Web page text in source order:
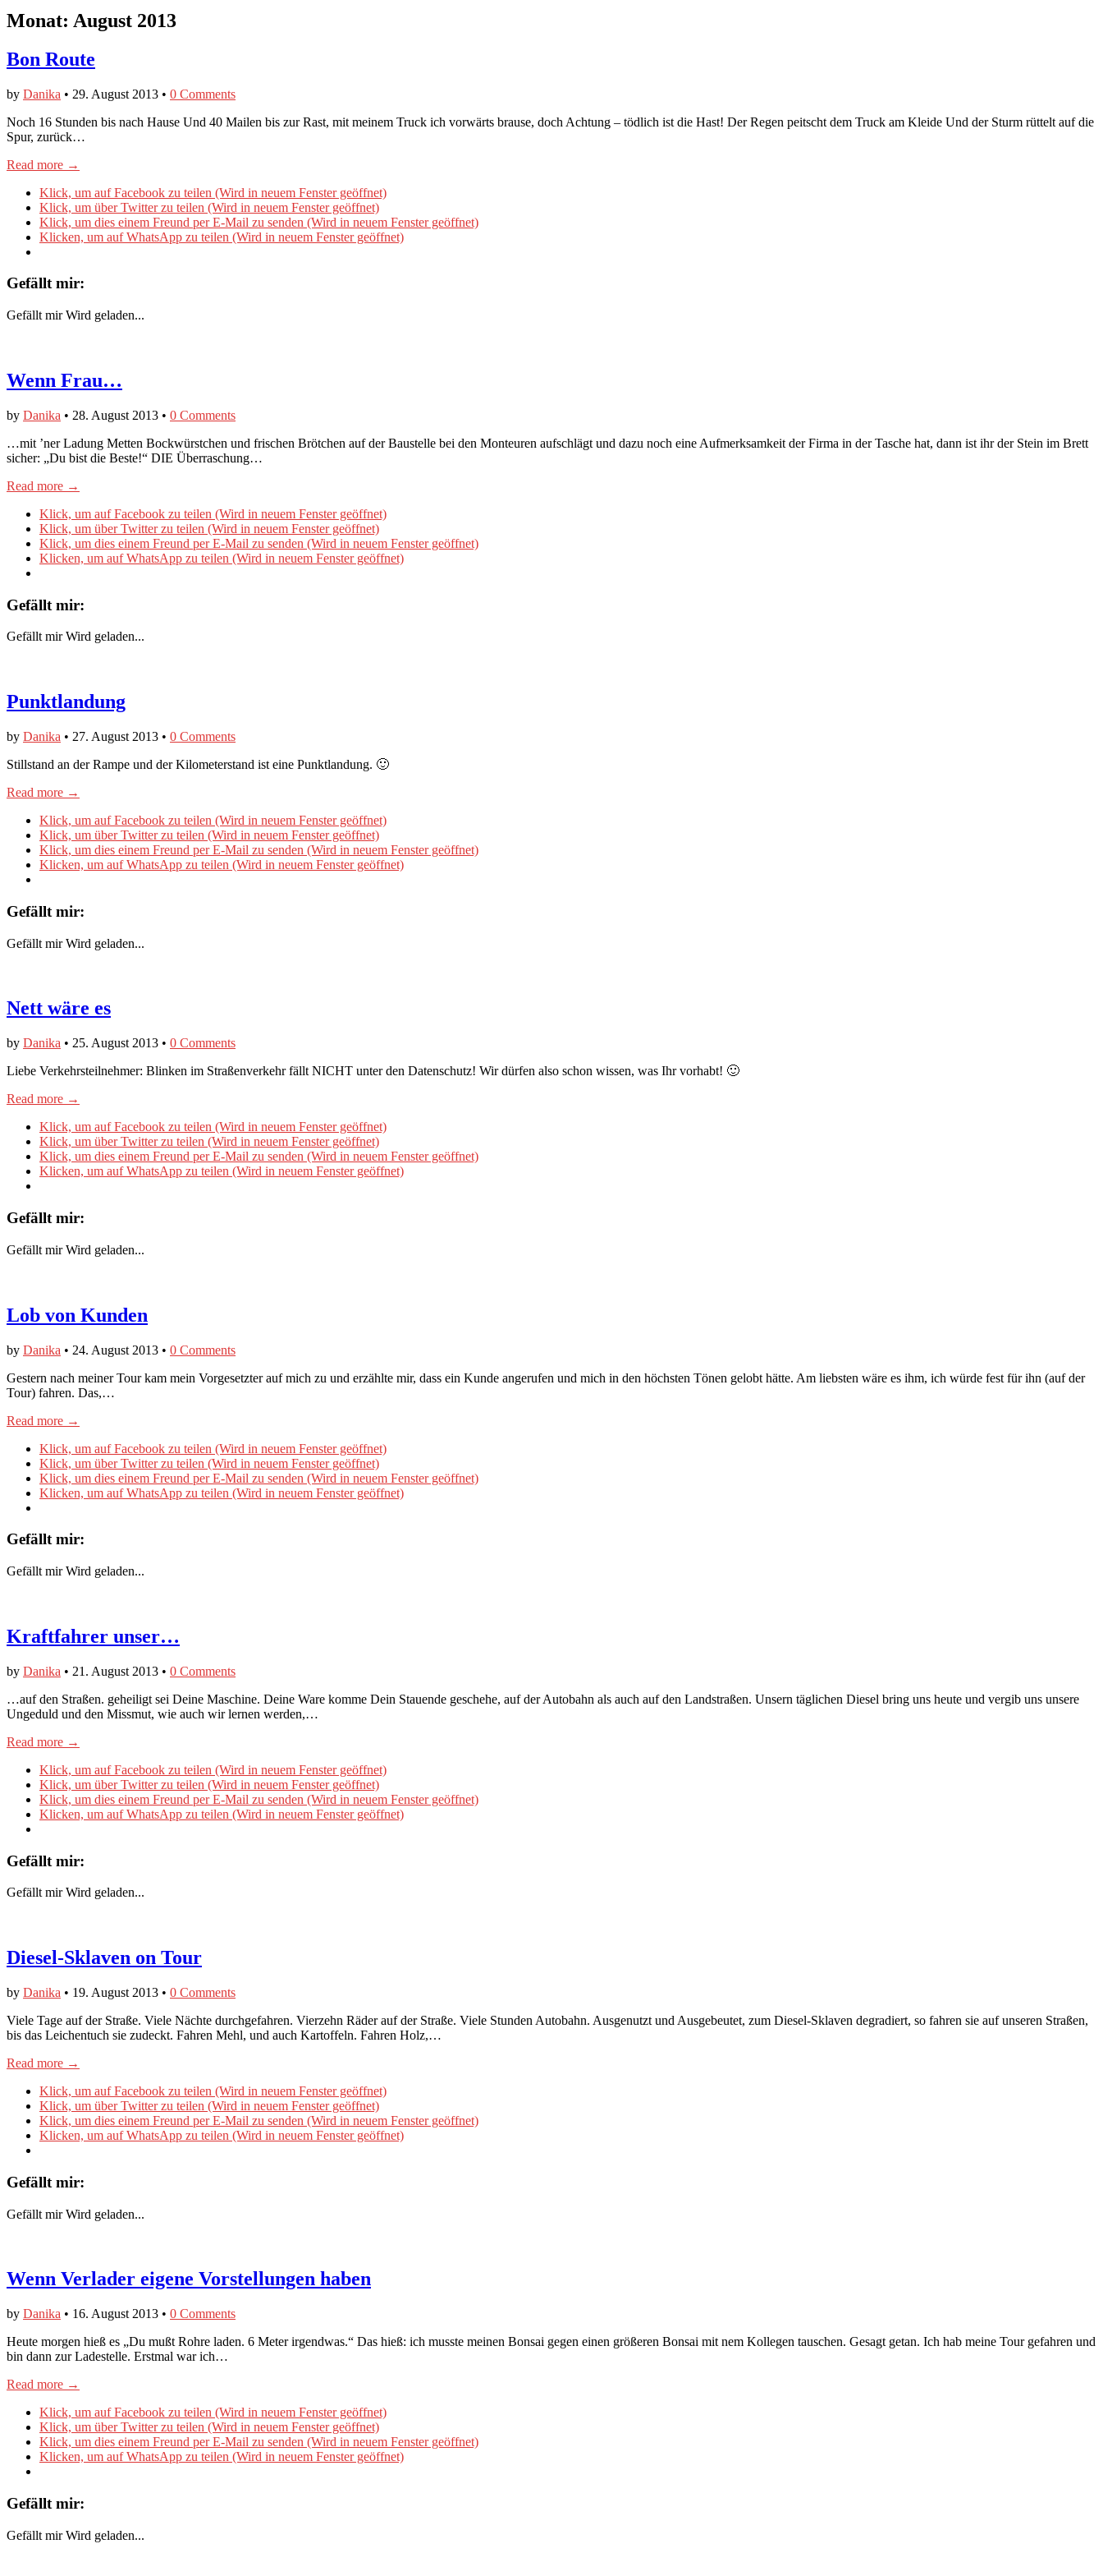
Monat: August 2013
Bon Route
by Danika • 29. August 2013 • 0 Comments
Noch 16 Stunden bis nach Hause Und 40 Mailen bis zur Rast, mit meinem Truck ich vorwärts brause, doch Achtung – tödlich ist die Hast! Der Regen peitscht dem Truck am Kleide Und der Sturm rüttelt auf die
Spur, zurück…
Read more →
Klick, um auf Facebook zu teilen (Wird in neuem Fenster geöffnet)
Klick, um über Twitter zu teilen (Wird in neuem Fenster geöffnet)
Klick, um dies einem Freund per E-Mail zu senden (Wird in neuem Fenster geöffnet)
Klicken, um auf WhatsApp zu teilen (Wird in neuem Fenster geöffnet)
Gefällt mir:
Gefällt mir Wird geladen...
Wenn Frau…
by Danika • 28. August 2013 • 0 Comments
…mit ’ner Ladung Metten Bockwürstchen und frischen Brötchen auf der Baustelle bei den Monteuren aufschlägt und dazu noch eine Aufmerksamkeit der Firma in der Tasche hat, dann ist ihr der Stein im Brett
sicher: „Du bist die Beste!“ DIE Überraschung…
Read more →
Klick, um auf Facebook zu teilen (Wird in neuem Fenster geöffnet)
Klick, um über Twitter zu teilen (Wird in neuem Fenster geöffnet)
Klick, um dies einem Freund per E-Mail zu senden (Wird in neuem Fenster geöffnet)
Klicken, um auf WhatsApp zu teilen (Wird in neuem Fenster geöffnet)
Gefällt mir:
Gefällt mir Wird geladen...
Punktlandung
by Danika • 27. August 2013 • 0 Comments
Stillstand an der Rampe und der Kilometerstand ist eine Punktlandung. 🙂
Read more →
Klick, um auf Facebook zu teilen (Wird in neuem Fenster geöffnet)
Klick, um über Twitter zu teilen (Wird in neuem Fenster geöffnet)
Klick, um dies einem Freund per E-Mail zu senden (Wird in neuem Fenster geöffnet)
Klicken, um auf WhatsApp zu teilen (Wird in neuem Fenster geöffnet)
Gefällt mir:
Gefällt mir Wird geladen...
Nett wäre es
by Danika • 25. August 2013 • 0 Comments
Liebe Verkehrsteilnehmer: Blinken im Straßenverkehr fällt NICHT unter den Datenschutz! Wir dürfen also schon wissen, was Ihr vorhabt! 🙂
Read more →
Klick, um auf Facebook zu teilen (Wird in neuem Fenster geöffnet)
Klick, um über Twitter zu teilen (Wird in neuem Fenster geöffnet)
Klick, um dies einem Freund per E-Mail zu senden (Wird in neuem Fenster geöffnet)
Klicken, um auf WhatsApp zu teilen (Wird in neuem Fenster geöffnet)
Gefällt mir:
Gefällt mir Wird geladen...
Lob von Kunden
by Danika • 24. August 2013 • 0 Comments
Gestern nach meiner Tour kam mein Vorgesetzter auf mich zu und erzählte mir, dass ein Kunde angerufen und mich in den höchsten Tönen gelobt hätte. Am liebsten wäre es ihm, ich würde fest für ihn (auf der
Tour) fahren. Das,…
Read more →
Klick, um auf Facebook zu teilen (Wird in neuem Fenster geöffnet)
Klick, um über Twitter zu teilen (Wird in neuem Fenster geöffnet)
Klick, um dies einem Freund per E-Mail zu senden (Wird in neuem Fenster geöffnet)
Klicken, um auf WhatsApp zu teilen (Wird in neuem Fenster geöffnet)
Gefällt mir:
Gefällt mir Wird geladen...
Kraftfahrer unser…
by Danika • 21. August 2013 • 0 Comments
…auf den Straßen. geheiligt sei Deine Maschine. Deine Ware komme Dein Stauende geschehe, auf der Autobahn als auch auf den Landstraßen. Unsern täglichen Diesel bring uns heute und vergib uns unsere
Ungeduld und den Missmut, wie auch wir lernen werden,…
Read more →
Klick, um auf Facebook zu teilen (Wird in neuem Fenster geöffnet)
Klick, um über Twitter zu teilen (Wird in neuem Fenster geöffnet)
Klick, um dies einem Freund per E-Mail zu senden (Wird in neuem Fenster geöffnet)
Klicken, um auf WhatsApp zu teilen (Wird in neuem Fenster geöffnet)
Gefällt mir:
Gefällt mir Wird geladen...
Diesel-Sklaven on Tour
by Danika • 19. August 2013 • 0 Comments
Viele Tage auf der Straße. Viele Nächte durchgefahren. Vierzehn Räder auf der Straße. Viele Stunden Autobahn. Ausgenutzt und Ausgebeutet, zum Diesel-Sklaven degradiert, so fahren sie auf unseren Straßen,
bis das Leichentuch sie zudeckt. Fahren Mehl, und auch Kartoffeln. Fahren Holz,…
Read more →
Klick, um auf Facebook zu teilen (Wird in neuem Fenster geöffnet)
Klick, um über Twitter zu teilen (Wird in neuem Fenster geöffnet)
Klick, um dies einem Freund per E-Mail zu senden (Wird in neuem Fenster geöffnet)
Klicken, um auf WhatsApp zu teilen (Wird in neuem Fenster geöffnet)
Gefällt mir:
Gefällt mir Wird geladen...
Wenn Verlader eigene Vorstellungen haben
by Danika • 16. August 2013 • 0 Comments
Heute morgen hieß es „Du mußt Rohre laden. 6 Meter irgendwas.“ Das hieß: ich musste meinen Bonsai gegen einen größeren Bonsai mit nem Kollegen tauschen. Gesagt getan. Ich hab meine Tour gefahren und
bin dann zur Ladestelle. Erstmal war ich…
Read more →
Klick, um auf Facebook zu teilen (Wird in neuem Fenster geöffnet)
Klick, um über Twitter zu teilen (Wird in neuem Fenster geöffnet)
Klick, um dies einem Freund per E-Mail zu senden (Wird in neuem Fenster geöffnet)
Klicken, um auf WhatsApp zu teilen (Wird in neuem Fenster geöffnet)
Gefällt mir:
Gefällt mir Wird geladen...